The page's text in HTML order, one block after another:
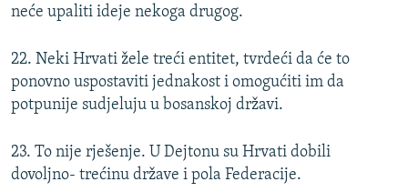
neće upaliti ideje nekoga drugog.
22. Neki Hrvati žele treći entitet, tvrdeći da će to
ponovno uspostaviti jednakost i omogućiti im da
potpunije sudjeluju u bosanskoj državi.
23. To nije rješenje. U Dejtonu su Hrvati dobili
dovoljno- trećinu države i pola Federacije.